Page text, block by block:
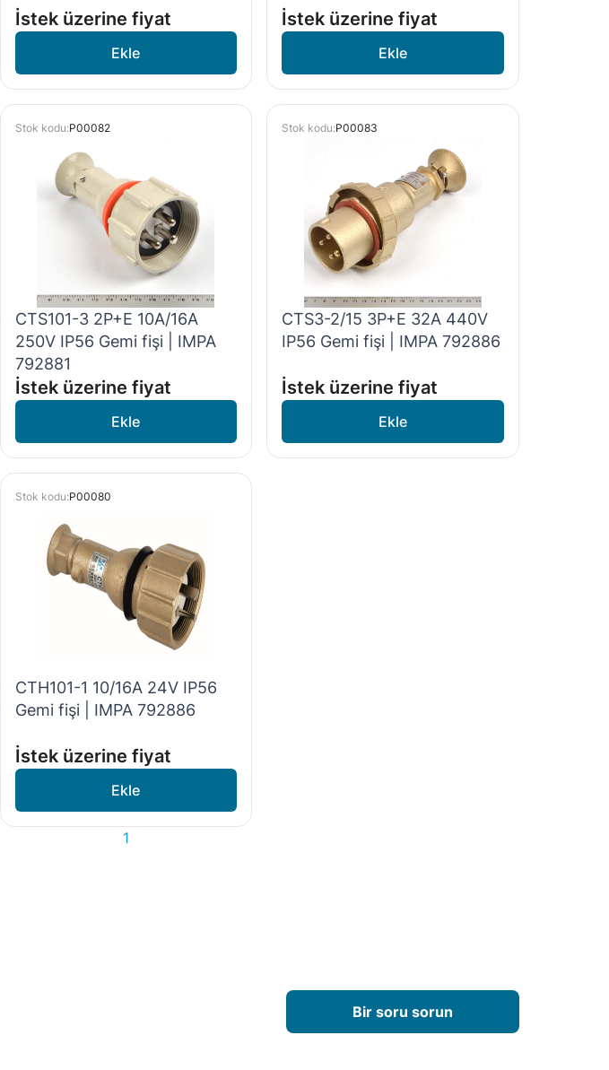
İstek üzerine fiyat İstek üzerine fiyat
Stok kodu:P00082
CTS101-3 2P+E 10A/16A
250V IP56 Gemi fişi | IMPA
792881
İstek üzerine fiyat
Stok kodu:P00083
CTS3-2/15 3P+E 32A 440V
IP56 Gemi fişi | IMPA 792886
İstek üzerine fiyat
Stok kodu:P00080
CTH101-1 10/16A 24V IP56
Gemi fişi | IMPA 792886
İstek üzerine fiyat
1
Bir soru sorun